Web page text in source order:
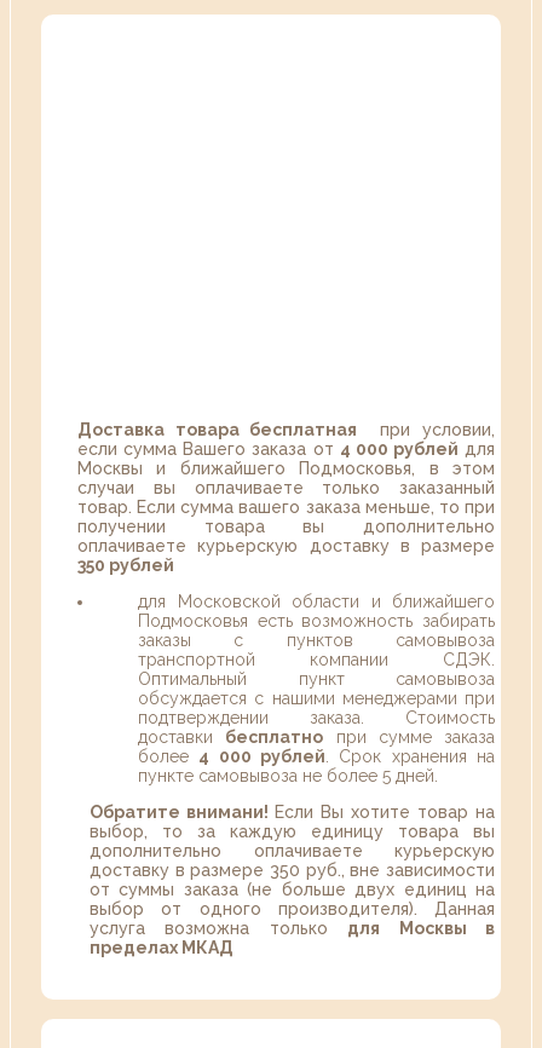
Доставка товара бесплатная при условии,
если сумма Вашего заказа от 4 000 рублей для
Москвы и ближайшего Подмосковья, в этом
случаи вы оплачиваете только заказанный
товар. Если сумма вашего заказа меньше, то при
получении товара вы дополнительно
оплачиваете курьерскую доставку в размере
350 рублей
для Московской области и ближайшего
Подмосковья есть возможность забирать
заказы с пунктов самовывоза
транспортной компании СДЭК.
Оптимальный пункт самовывоза
обсуждается с нашими менеджерами при
подтверждении заказа. Стоимость
доставки бесплатно при сумме заказа
более 4 000 рублей . Срок хранения на
пункте самовывоза не более 5 дней.
Обратите внимани! Если Вы хотите товар на
выбор, то за каждую единицу товара вы
дополнительно оплачиваете курьерскую
доставку в размере 350 руб., вне зависимости
от суммы заказа (не больше двух единиц на
выбор от одного производителя). Данная
услуга возможна только для Москвы в
пределах МКАД